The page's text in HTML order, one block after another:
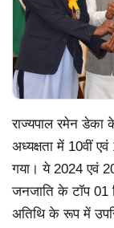
राज्यपाल रमेन डेका
अध्यक्षता में 10वीं एवं
गया। ये 2024 एवं
जनजाति के टॉप 01
अतिथि के रूप में